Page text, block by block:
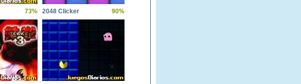
73% 2048 Clicker 90%